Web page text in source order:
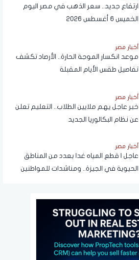
ارتفاع جديد.. سعر الذهب في مصر اليوم
الخميس 6 أغسطس 2026
أخبار مصر
موعد انكسار الموجة الحارة.. الأرصاد تكشف
تفاصيل طقس الأيام المقبلة
أخبار مصر
خبر عاجل يهم ملايين الطلاب.. التعليم تعلن
عن نظام البكالوريا الجديد
أخبار مصر
عاجل | قطع المياه غدا بعدد من المناطق
الحيوية في الجيزة.. ومناشدات للمواطنين